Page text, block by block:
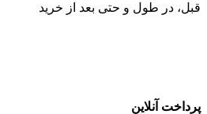
قبل، در طول و حتی بعد از خرید
پرداخت آنلاین